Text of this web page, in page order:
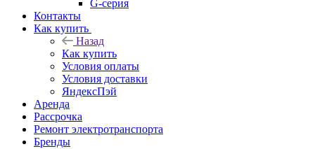
G-серия
Контакты
Как купить
Назад
Как купить
Условия оплаты
Условия доставки
ЯндексПэй
Аренда
Рассрочка
Ремонт электротранспорта
Бренды